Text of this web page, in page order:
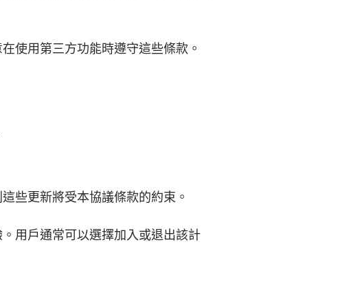
使用第三方功能時遵守這些條款。
些更新將受本協議條款的約束。
用戶通常可以選擇加入或退出該計